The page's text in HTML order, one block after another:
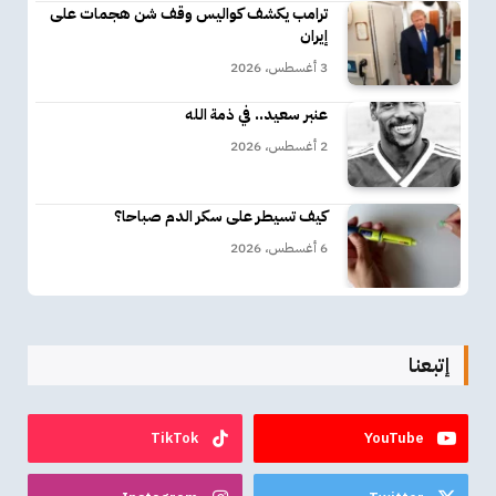
ترامب يكشف كواليس وقف شن هجمات على
إيران
3 أغسطس، 2026
عنبر سعيد.. في ذمة الله
2 أغسطس، 2026
كيف تسيطر على سكر الدم صباحا؟
6 أغسطس، 2026
إتبعنا
YouTube
TikTok